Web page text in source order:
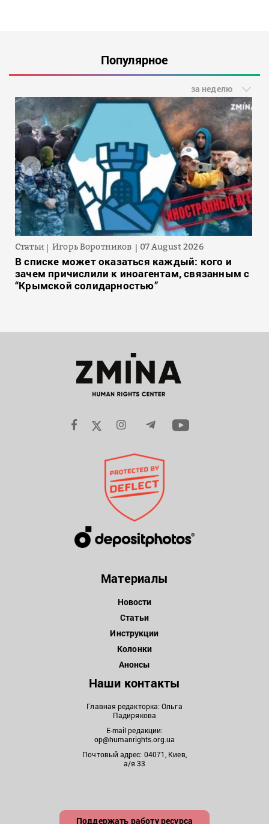
Популярное
за неделю
Статьи Игорь Воротников 07 August 2026
В списке может оказаться каждый: кого и
зачем причислили к иноагентам, связанным с
“Крымской солидарностью”
Материалы
Новости
Статьи
Инструкции
Колонки
Анонсы
Наши контакты
Главная редакторка: Ольга
Падирякова
E-mail редакции:
op@humanrights.org.ua
Почтовый адрес: 04071, Киев,
а/я 33
Поддержать работу ресурса